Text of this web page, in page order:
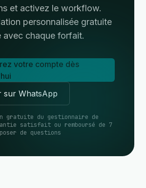
et activez le workflow.
personnalisée gratuite
avec chaque forfait.
votre compte dès
sur WhatsApp
gratuite du gestionnaire de
satisfait ou remboursé de 7
de questions